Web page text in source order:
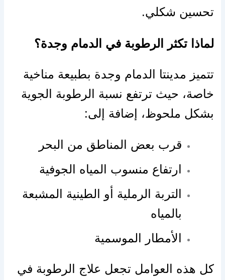
تحسين شكلي.
لماذا تكثر الرطوبة في الدمام وجدة؟
تتميز مدينتا الدمام وجدة بطبيعة مناخية
خاصة، حيث ترتفع نسبة الرطوبة الجوية
بشكل ملحوظ، إضافة إلى:
قرب بعض المناطق من البحر
ارتفاع منسوب المياه الجوفية
التربة الرملية أو الطينية المشبعة
بالمياه
الأمطار الموسمية
كل هذه العوامل تجعل علاج الرطوبة في